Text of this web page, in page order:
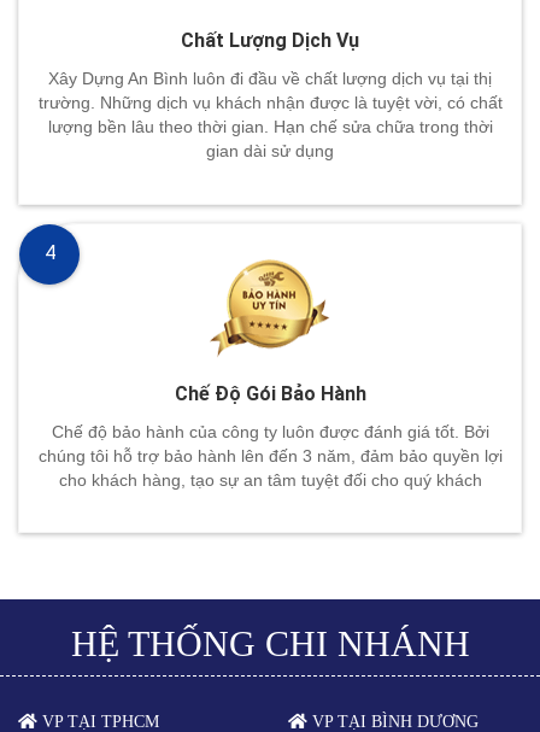
Chất Lượng Dịch Vụ
Xây Dựng An Bình luôn đi đầu về chất lượng dịch vụ tại thị
trường. Những dịch vụ khách nhận được là tuyệt vời, có chất
lượng bền lâu theo thời gian. Hạn chế sửa chữa trong thời
gian dài sử dụng
Chế Độ Gói Bảo Hành
Chế độ bảo hành của công ty luôn được đánh giá tốt. Bởi
chúng tôi hỗ trợ bảo hành lên đến 3 năm, đảm bảo quyền lợi
cho khách hàng, tạo sự an tâm tuyệt đối cho quý khách
4
HỆ THỐNG CHI NHÁNH
VP TẠI TPHCM
VP TẠI BÌNH DƯƠNG